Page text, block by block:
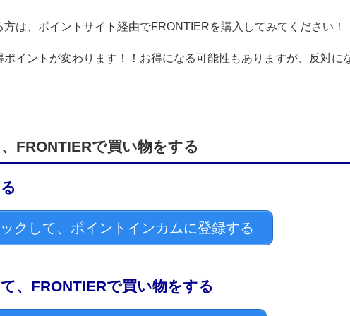
は、ポイントサイト経由でFRONTIERを購入してみてください！
イントが変わります！！お得になる可能性もありますが、反対に
FRONTIERで買い物をする
クして、ポイントインカムに登録する
、FRONTIERで買い物をする